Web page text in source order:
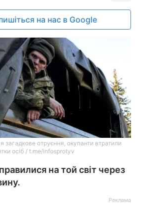
на нас в Google
загадкове отруєння, окупанти втратили
осіб / t.me/infosprotyv
на той світ через
Реклама